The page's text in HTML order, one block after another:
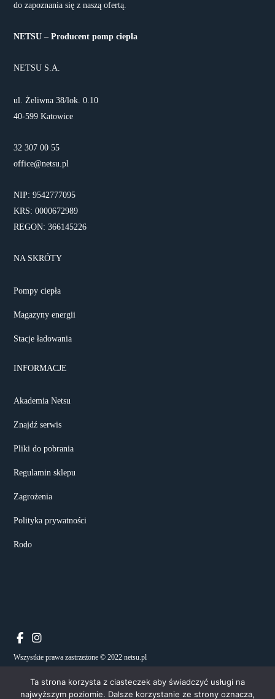
do zapoznania się z naszą ofertą.
NETSU – Producent pomp ciepła
NETSU S.A.
ul. Żeliwna 38/lok. 0.10
40-599 Katowice
32 307 00 55
office@netsu.pl
NIP: 9542777095
KRS: 0000672989
REGON: 366145226
NA SKRÓTY
Pompy ciepła
Magazyny energii
Stacje ładowania
INFORMACJE
Akademia Netsu
Znajdź serwis
Pliki do pobrania
Regulamin sklepu
Zagrożenia
Polityka prywatności
Rodo
Wszystkie prawa zastrzeżone © 2022 netsu.pl
Ta strona korzysta z ciasteczek aby świadczyć usługi na
najwyższym poziomie. Dalsze korzystanie ze strony oznacza,